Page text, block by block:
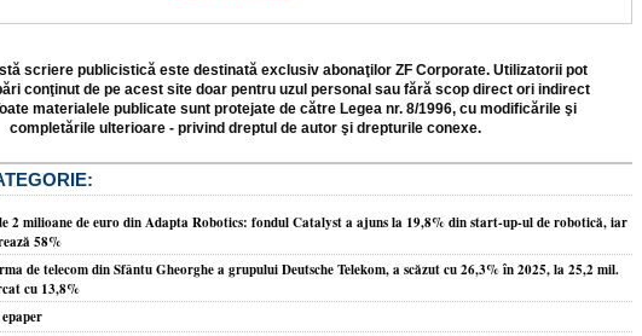
scriere publicistică este destinată exclusiv abonaţilor ZF Corporate. Utilizatorii pot
conţinut de pe acest site doar pentru uzul personal sau fără scop direct ori indirect
materialele publicate sunt protejate de către Legea nr. 8/1996, cu modificările şi
completările ulterioare - privind dreptul de autor şi drepturile conexe.
2 milioane de euro din Adapta Robotics: fondul Catalyst a ajuns la 19,8% din start-up-ul de robotică, iar
58%
de telecom din Sfântu Gheorghe a grupului Deutsche Telekom, a scăzut cu 26,3% în 2025, la 25,2 mil.
cu 13,8%